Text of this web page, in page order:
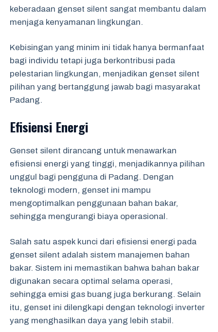
keberadaan genset silent sangat membantu dalam
menjaga kenyamanan lingkungan.
Kebisingan yang minim ini tidak hanya bermanfaat
bagi individu tetapi juga berkontribusi pada
pelestarian lingkungan, menjadikan genset silent
pilihan yang bertanggung jawab bagi masyarakat
Padang.
Efisiensi Energi
Genset silent dirancang untuk menawarkan
efisiensi energi yang tinggi, menjadikannya pilihan
unggul bagi pengguna di Padang. Dengan
teknologi modern, genset ini mampu
mengoptimalkan penggunaan bahan bakar,
sehingga mengurangi biaya operasional.
Salah satu aspek kunci dari efisiensi energi pada
genset silent adalah sistem manajemen bahan
bakar. Sistem ini memastikan bahwa bahan bakar
digunakan secara optimal selama operasi,
sehingga emisi gas buang juga berkurang. Selain
itu, genset ini dilengkapi dengan teknologi inverter
yang menghasilkan daya yang lebih stabil.